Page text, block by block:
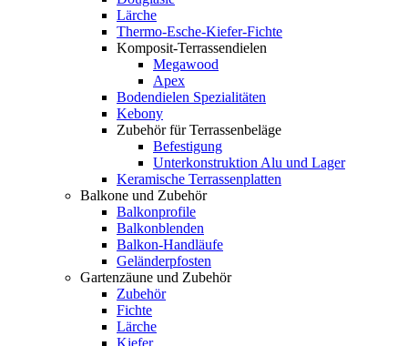
Lärche
Thermo-Esche-Kiefer-Fichte
Komposit-Terrassendielen
Megawood
Apex
Bodendielen Spezialitäten
Kebony
Zubehör für Terrassenbeläge
Befestigung
Unterkonstruktion Alu und Lager
Keramische Terrassenplatten
Balkone und Zubehör
Balkonprofile
Balkonblenden
Balkon-Handläufe
Geländerpfosten
Gartenzäune und Zubehör
Zubehör
Fichte
Lärche